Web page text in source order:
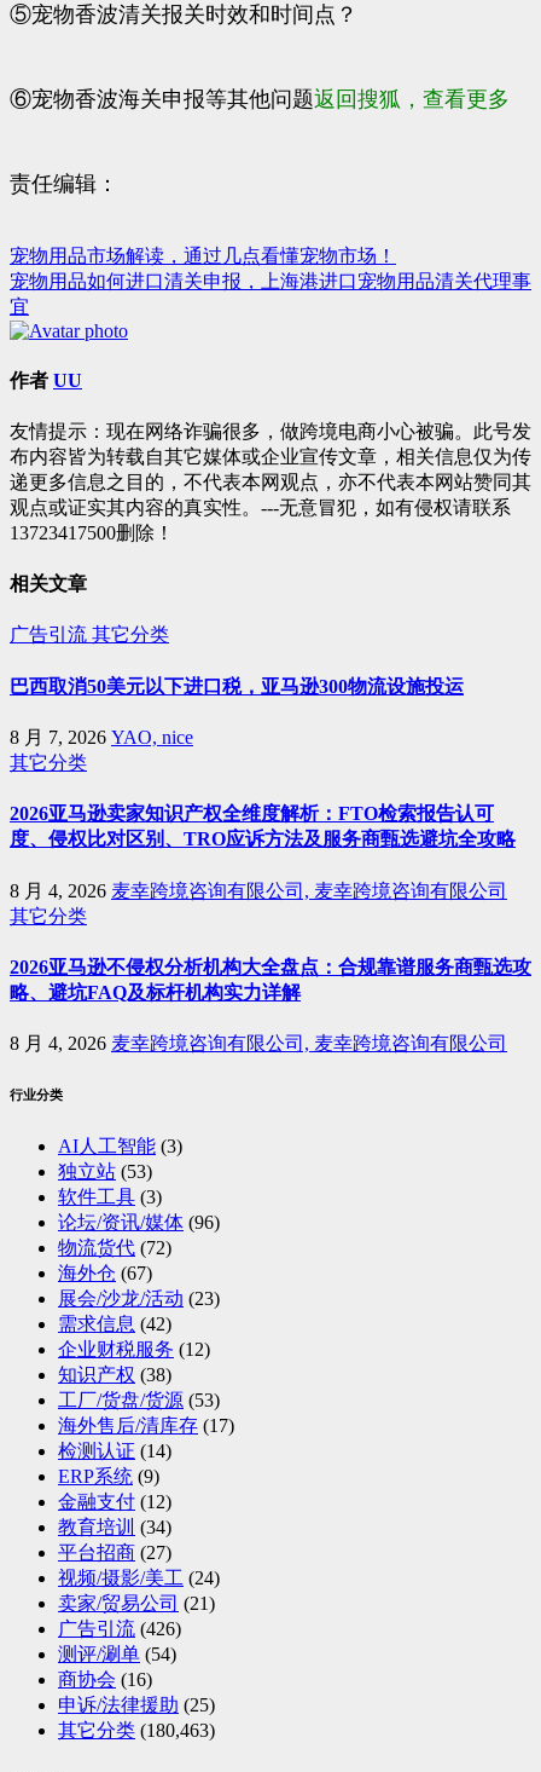
⑤宠物香波清关报关时效和时间点？
⑥宠物香波海关申报等其他问题返回搜狐，查看更多
责任编辑：
文
章
导
航
宠物用品市场解读，通过几点看懂宠物市场！
宠物用品如何进口清关申报，上海港进口宠物用品清关代理事
宜
作者 UU
友情提示：现在网络诈骗很多，做跨境电商小心被骗。此号发
布内容皆为转载自其它媒体或企业宣传文章，相关信息仅为传
递更多信息之目的，不代表本网观点，亦不代表本网站赞同其
观点或证实其内容的真实性。---无意冒犯，如有侵权请联系
13723417500删除！
相关文章
广告引流 其它分类
巴西取消50美元以下进口税，亚马逊300物流设施投运
8 月 7, 2026 YAO, nice
其它分类
2026亚马逊卖家知识产权全维度解析：FTO检索报告认可
度、侵权比对区别、TRO应诉方法及服务商甄选避坑全攻略
8 月 4, 2026 麦幸跨境咨询有限公司, 麦幸跨境咨询有限公司
其它分类
2026亚马逊不侵权分析机构大全盘点：合规靠谱服务商甄选攻
略、避坑FAQ及标杆机构实力详解
8 月 4, 2026 麦幸跨境咨询有限公司, 麦幸跨境咨询有限公司
行业分类
AI人工智能 (3)
独立站 (53)
软件工具 (3)
论坛/资讯/媒体 (96)
物流货代 (72)
海外仓 (67)
展会/沙龙/活动 (23)
需求信息 (42)
企业财税服务 (12)
知识产权 (38)
工厂/货盘/货源 (53)
海外售后/清库存 (17)
检测认证 (14)
ERP系统 (9)
金融支付 (12)
教育培训 (34)
平台招商 (27)
视频/摄影/美工 (24)
卖家/贸易公司 (21)
广告引流 (426)
测评/涮单 (54)
商协会 (16)
申诉/法律援助 (25)
其它分类 (180,463)